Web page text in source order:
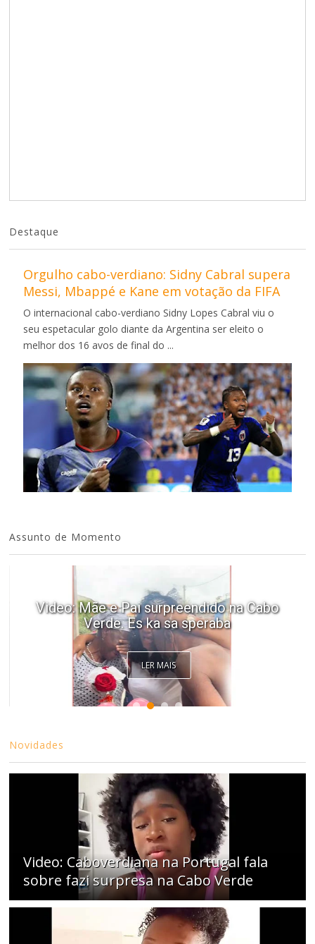
Destaque
Orgulho cabo-verdiano: Sidny Cabral supera
Messi, Mbappé e Kane em votação da FIFA
O internacional cabo-verdiano Sidny Lopes Cabral viu o
seu espetacular golo diante da Argentina ser eleito o
melhor dos 16 avos de final do ...
Assunto de Momento
Video: Mãe e Pai surpreendido na Cabo
Verde. Es ka sa speraba
LER MAIS
Novidades
Video: Caboverdiana na Portugal fala
sobre fazi surpresa na Cabo Verde